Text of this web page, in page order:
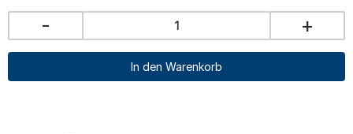
- +
In den Warenkorb